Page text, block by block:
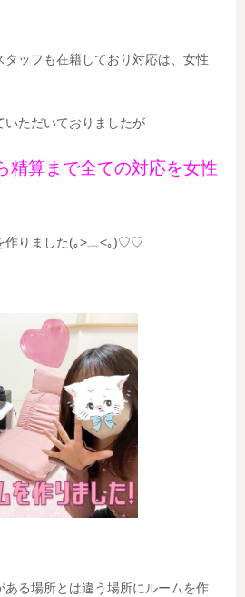
ッフも在籍しており対応は、女性
いただいておりましたが
精算まで全ての対応を女性
作りました(｡>﹏<｡)♡♡
る場所とは違う場所にルームを作